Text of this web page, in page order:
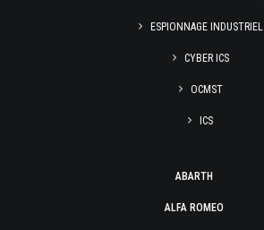
ESPIONNAGE INDUSTRIEL
CYBER ICS
OCMST
ICS
ABARTH
ALFA ROMEO